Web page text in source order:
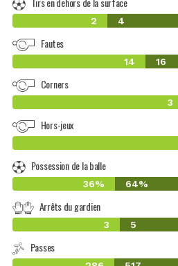
2 4
Fautes
14 16
Corners
3
Hors-jeux
Possession de la balle
36% 64%
Arrêts du gardien
3 5
Passes